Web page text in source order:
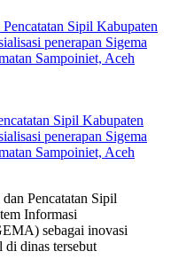
Sipil Kabupaten
penerapan Sigema
Sampoiniet, Aceh
Pencatatan Sipil
Informasi
sebagai inovasi
di dinas tersebut